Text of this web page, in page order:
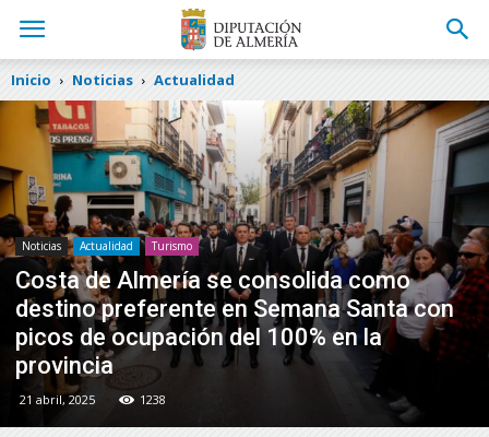
Inicio Noticias Actualidad
Noticias Actualidad Turismo
Costa de Almería se consolida como
destino preferente en Semana Santa con
picos de ocupación del 100% en la
provincia
21 abril, 2025 1238